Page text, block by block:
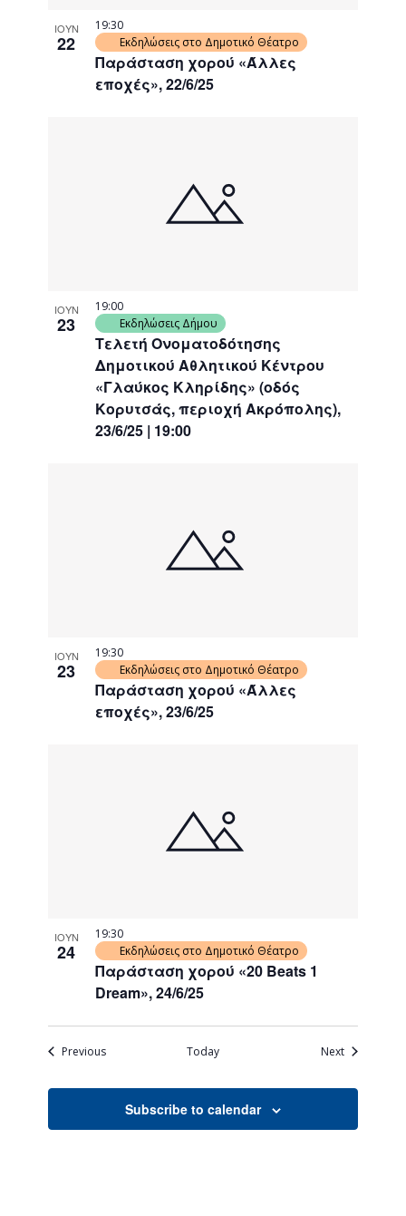
ΙΟΥΝ
22
Παράσταση χορού «Άλλες
εποχές», 22/6/25
19:30
Εκδηλώσεις στο Δημοτικό Θέατρο
ΙΟΥΝ
23
Τελετή Ονοματοδότησης
Δημοτικού Αθλητικού Κέντρου
«Γλαύκος Κληρίδης» (οδός
Κορυτσάς, περιοχή Ακρόπολης),
23/6/25 | 19:00
19:00
Εκδηλώσεις Δήμου
ΙΟΥΝ
23
Παράσταση χορού «Άλλες
εποχές», 23/6/25
19:30
Εκδηλώσεις στο Δημοτικό Θέατρο
ΙΟΥΝ
24
Παράσταση χορού «20 Beats 1
Dream», 24/6/25
19:30
Εκδηλώσεις στο Δημοτικό Θέατρο
PreviousEvents Today NextEvents
Subscribe to calendar